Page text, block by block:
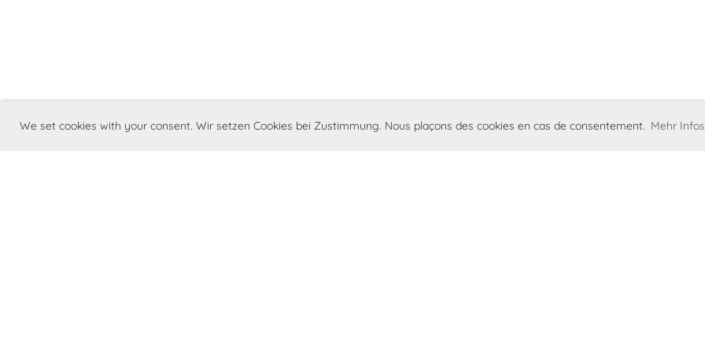
We set cookies with your consent. Wir setzen Cookies bei Zustimmung. Nous plaçons des cookies en cas de consentement. Mehr Infos